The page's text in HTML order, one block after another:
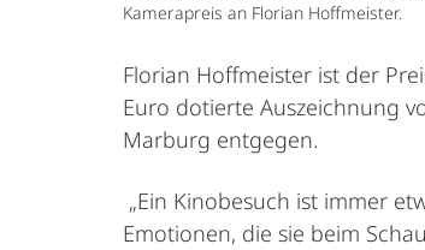
Kamerapreis an Florian Hoffmeister.
Florian Hoffmeister ist der
Euro dotierte Auszeichnung
Marburg entgegen.
„Ein Kinobesuch ist immer
Emotionen, die sie beim